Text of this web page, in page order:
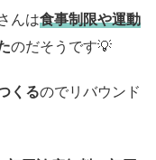
んは食事制限や運動
のだそうです💡
くるのでリバウンド